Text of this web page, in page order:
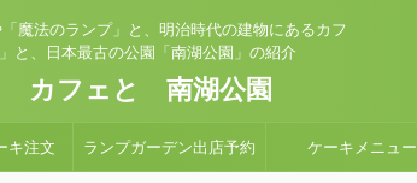
魔法のランプ」と、明治時代の建物にあるカフ
と、日本最古の公園「南湖公園」の紹介
カフェと 南湖公園
キ注文 ランプガーデン出店予約 ケーキメニュー